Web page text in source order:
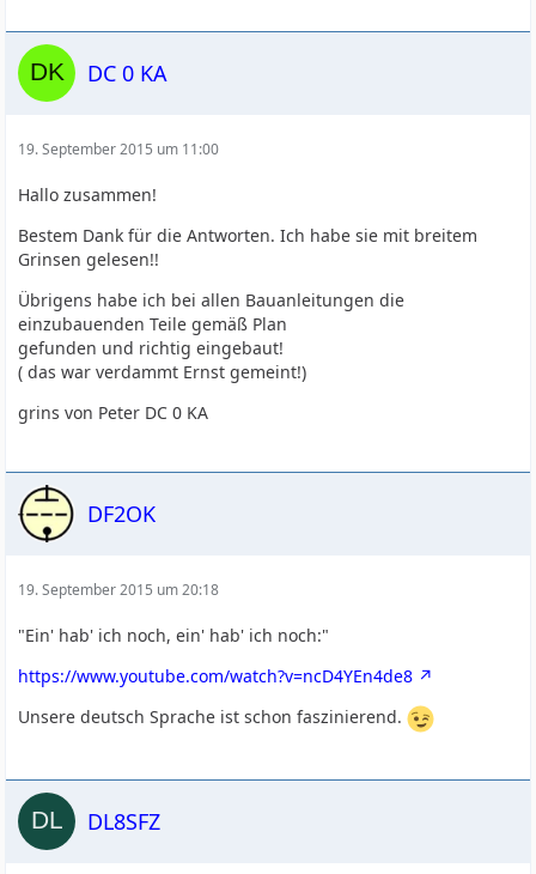
DC 0 KA
19. September 2015 um 11:00
Hallo zusammen!
Bestem Dank für die Antworten. Ich habe sie mit breitem
Grinsen gelesen!!
Übrigens habe ich bei allen Bauanleitungen die
einzubauenden Teile gemäß Plan
gefunden und richtig eingebaut!
( das war verdammt Ernst gemeint!)
grins von Peter DC 0 KA
DF2OK
19. September 2015 um 20:18
"Ein' hab' ich noch, ein' hab' ich noch:"
https://www.youtube.com/watch?v=ncD4YEn4de8
Unsere deutsch Sprache ist schon faszinierend.
DL8SFZ